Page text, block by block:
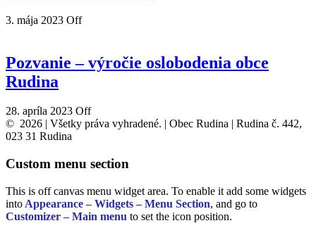
3. mája 2023 Off
Pozvanie – výročie oslobodenia obce
Rudina
28. apríla 2023 Off
© 2026 | Všetky práva vyhradené. | Obec Rudina | Rudina č. 442,
023 31 Rudina
Custom menu section
This is off canvas menu widget area. To enable it add some widgets
into Appearance – Widgets – Menu Section, and go to
Customizer – Main menu to set the icon position.